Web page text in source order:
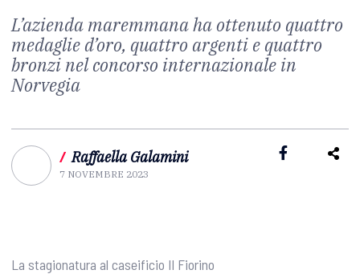
L’azienda maremmana ha ottenuto quattro
medaglie d’oro, quattro argenti e quattro
bronzi nel concorso internazionale in
Norvegia
/ Raffaella Galamini
7 NOVEMBRE 2023
La stagionatura al caseificio Il Fiorino